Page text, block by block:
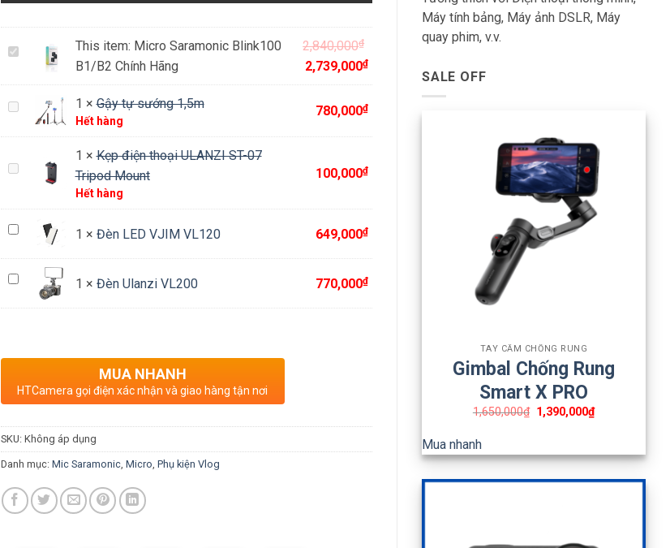
Máy tính bảng, Máy ảnh DSLR, Máy
quay phim, v.v.
SALE OFF
TAY CẦM CHỐNG RUNG
Gimbal Chống Rung
Smart X PRO
1,650,000₫ 1,390,000₫
Mua nhanh
Micro
Saramonic
Blink100
B1/B2
Chính
This item: Micro Saramonic Blink100
B1/B2 Chính Hãng
2,840,000₫
2,739,000₫
Gậy
1,5m
1 ×Gậy tự sướng 1,5m
Hết hàng
780,000₫
Kẹp
thoại
ULANZI
07
Tripod
Mount
1 ×Kẹp điện thoại ULANZI ST-07
Tripod Mount
Hết hàng
100,000₫
Đèn
VL120
1 × Đèn LED VJIM VL120 649,000₫
Đèn
Ulanzi
1 × Đèn Ulanzi VL200 770,000₫
MUA NHANH
HTCamera gọi điện xác nhận và giao hàng tận nơi
SKU: Không áp dụng
Danh mục: Mic Saramonic, Micro, Phụ kiện Vlog